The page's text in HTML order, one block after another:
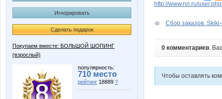
Игнорировать
Сделать подарок
Покупаем вместе: БОЛЬШОЙ ШОПИНГ
(взрослый)
популярность:
710 место
рейтинг 18889 ?
http://www.nn.ru/
Сбор заказов.
0 комментариев.
Чтобы оставлять